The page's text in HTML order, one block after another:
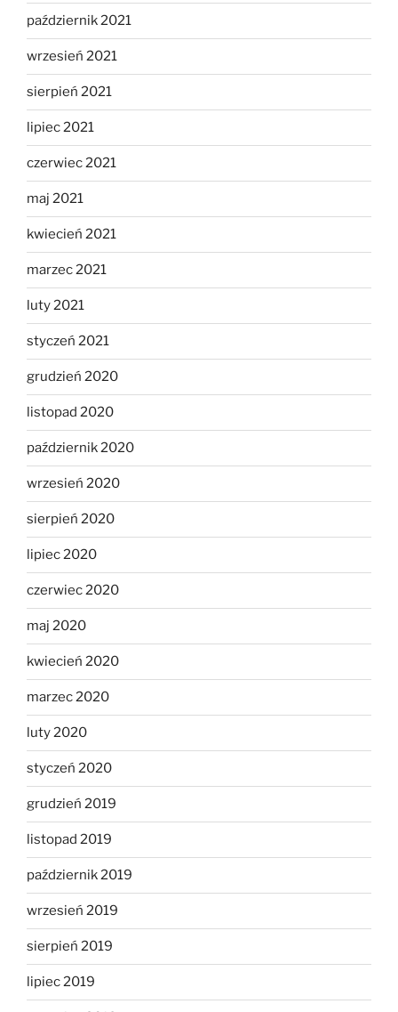
październik 2021
wrzesień 2021
sierpień 2021
lipiec 2021
czerwiec 2021
maj 2021
kwiecień 2021
marzec 2021
luty 2021
styczeń 2021
grudzień 2020
listopad 2020
październik 2020
wrzesień 2020
sierpień 2020
lipiec 2020
czerwiec 2020
maj 2020
kwiecień 2020
marzec 2020
luty 2020
styczeń 2020
grudzień 2019
listopad 2019
październik 2019
wrzesień 2019
sierpień 2019
lipiec 2019